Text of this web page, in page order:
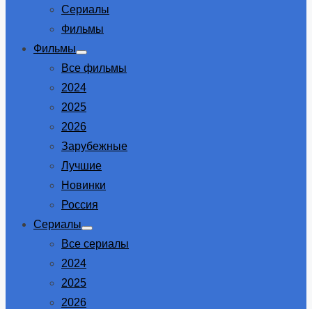
Сериалы
Фильмы
Фильмы
Show
sub
Все фильмы
2024
2025
2026
Зарубежные
Лучшие
Новинки
Россия
Сериалы
Show
sub
Все сериалы
2024
2025
2026